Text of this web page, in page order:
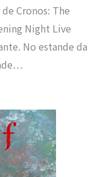
Cronos: The
Night Live
No estande da